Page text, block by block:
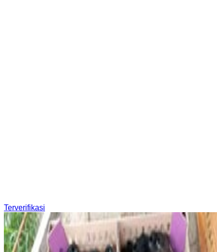
Terverifikasi